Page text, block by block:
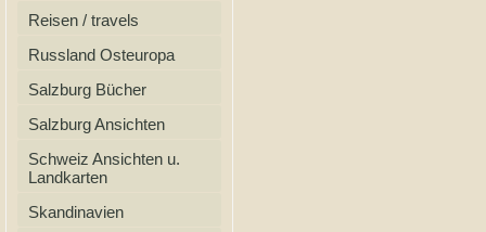
Reisen / travels
Russland Osteuropa
Salzburg Bücher
Salzburg Ansichten
Schweiz Ansichten u.
Landkarten
Skandinavien